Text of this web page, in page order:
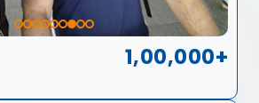
1,00,000+